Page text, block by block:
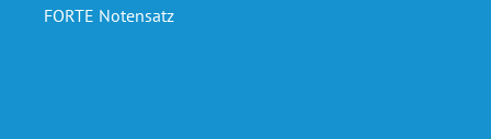
FORTE Notensatz